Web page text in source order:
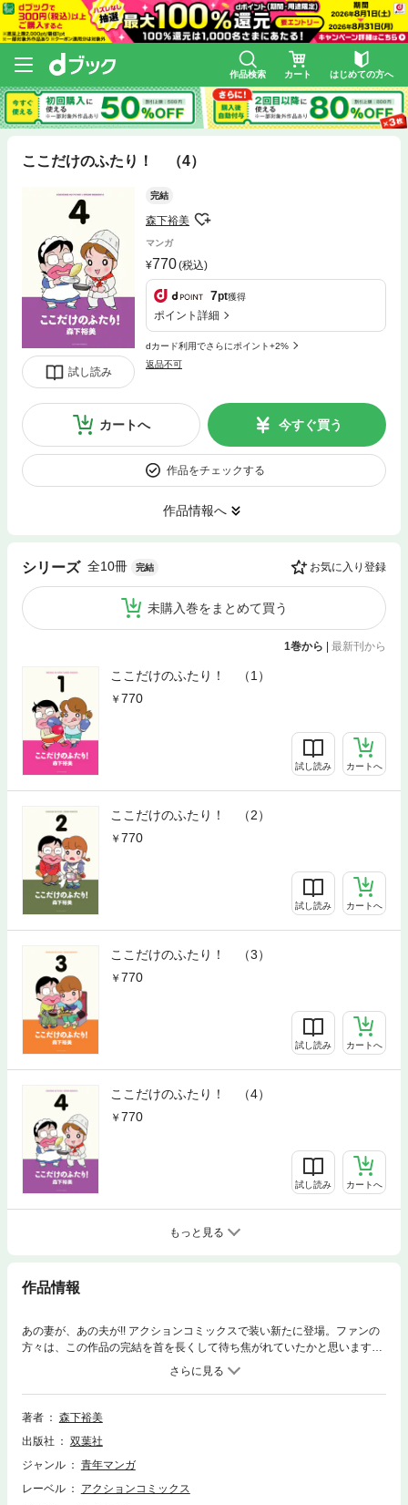
作品検索 カート はじめての方へ
ここだけのふたり！ （4）
試し読み
完結
森下裕美
マンガ
770(税込)
7pt獲得
ポイント詳細
dカード利用でさらにポイント+2%
返品不可
カートへ 今すぐ買う
作品をチェックする
作品情報へ
シリーズ 全10冊 完結 お気に入り登録
未購入巻をまとめて買う
1巻から | 最新刊から
ここだけのふたり！ （1）
770
試し読み カートへ
ここだけのふたり！ （2）
770
試し読み カートへ
ここだけのふたり！ （3）
770
試し読み カートへ
ここだけのふたり！ （4）
770
試し読み カートへ
もっと見る
作品情報
あの妻が、あの夫が!! アクションコミックスで装い新たに登場。ファンの
方々は、この作品の完結を首を長くして待ち焦がれていたかと思います。
ランスロット、たきえ、ホホホのおばさんなど、強烈で楽しいキャラが勢
ぞろい。完結編がこのシリーズで収録されています。
著者
森下裕美
出版社
双葉社
ジャンル
青年マンガ
レーベル
アクションコミックス